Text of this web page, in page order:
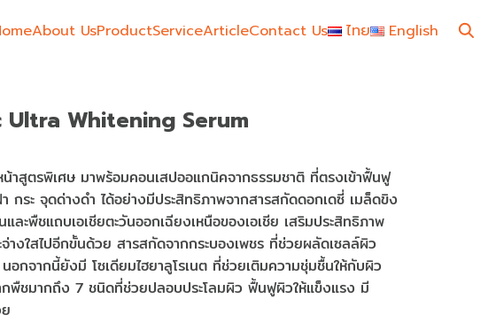
About UsProductServiceArticleContact Us ไทย English
Ultra Whitening Serum
าสูตรพิเศษ มาพร้อมคอนเสปออแกนิคจากธรรมชาติ ที่ตรงเข้าฟื้นฟู
กระ จุดด่างดำ ได้อย่างมีประสิทธิภาพจากสารสกัดดอกเดซี่ เมล็ดขิง
ะพืชแถบเอเชียตะวันออกเฉียงเหนือของเอเชีย เสริมประสิทธิภาพ
างใสไปอีกขั้นด้วย สารสกัดจากกระบองเพชร ที่ช่วยผลัดเซลล์ผิว
อกจากนี้ยังมี โซเดียมไฮยาลูโรเนต ที่ช่วยเติมความชุ่มชื้นให้กับผิว
กพืชมากถึง 7 ชนิดที่ช่วยปลอบประโลมผิว ฟื้นฟูผิวให้แข็งแรง มี